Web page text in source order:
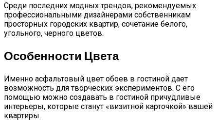
Среди последних модных трендов, рекомендуемых
профессиональными дизайнерами собственникам
просторных городских квартир, сочетание белого,
угольного, черного цветов.
Особенности Цвета
Именно асфальтовый цвет обоев в гостиной дает
возможность для творческих экспериментов. С его
помощью можно создавать в гостиной причудливые
интерьеры, которые станут «визитной карточкой» вашей
квартиры.